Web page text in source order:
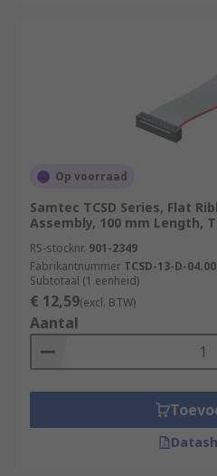
Op voorraad
Samtec TCSD Series, Flat
Assembly, 100 mm Length,
RS-stocknr. 901-2349
Fabrikantnummer TCSD-13-D-
Subtotaal (1 eenheid)
€ 12,59(excl. BTW)
Aantal